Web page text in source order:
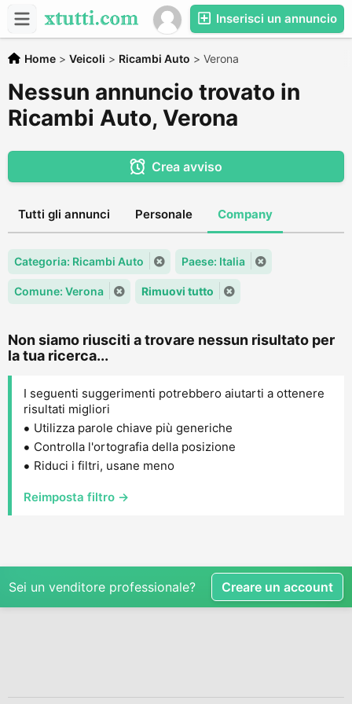
Inserisci un annuncio
Home > Veicoli > Ricambi Auto > Verona
Nessun annuncio trovato in
Ricambi Auto, Verona
Crea avviso
Tutti gli annunci Personale Company
Categoria: Ricambi Auto Paese: Italia
Comune: Verona Rimuovi tutto
Non siamo riusciti a trovare nessun risultato per
la tua ricerca...
I seguenti suggerimenti potrebbero aiutarti a ottenere
risultati migliori
Utilizza parole chiave più generiche
Controlla l'ortografia della posizione
Riduci i filtri, usane meno
Reimposta filtro →
Sei un venditore professionale? Creare un account